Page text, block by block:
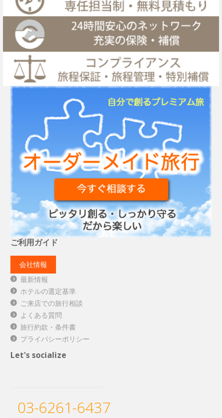
ご利用ガイド
会社情報
最新情報
ホテルの選定基準
ご来店での旅行相談
よくある質問
旅行約款・条件書
プライバシーポリシー
Let's socialize
03-6261-6437